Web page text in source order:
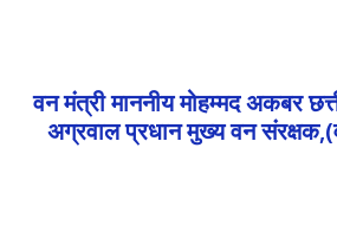
वन मंत्री माननीय मोहम्मद अकबर
अग्रवाल प्रधान मुख्य वन